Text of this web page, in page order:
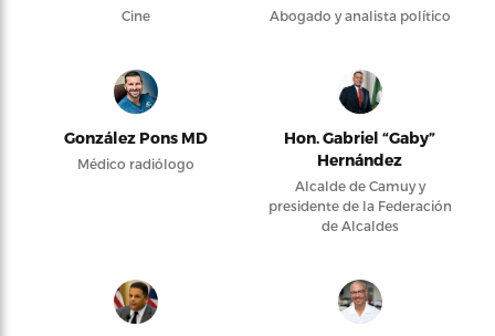
Cine Abogado y analista político
González Pons MD
Médico radiólogo
Hon. Gabriel “Gaby”
Hernández
Alcalde de Camuy y
presidente de la Federación
de Alcaldes